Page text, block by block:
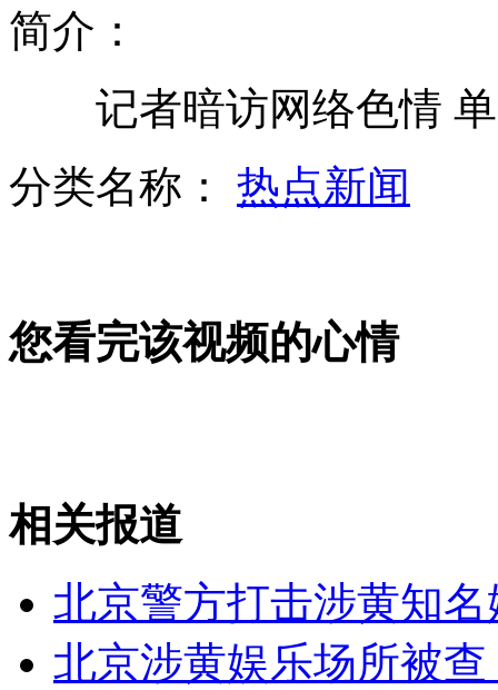
台大学“校花”被杀害 身中16刀
中国海监巡航编队开展海上演练
山西运城恶犬咬伤多人 警民合力深夜将其击毙
简介：
记者暗访网络色情 单
分类名称： 热点新闻
您看完该视频的心情
相关报道
北京警方打击涉黄知
北京涉黄娱乐场所被